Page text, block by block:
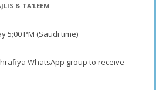
& TA’LEEM
5;00 PM (Saudi time)
WhatsApp group to receive